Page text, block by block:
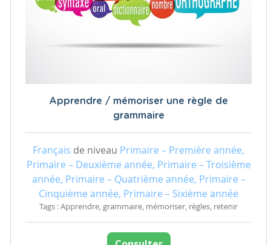
Apprendre / mémoriser une règle de
grammaire
Français de niveau Primaire – Première année,
Primaire – Deuxième année, Primaire – Troisième
année, Primaire – Quatrième année, Primaire –
Cinquième année, Primaire – Sixième année
Tags : Apprendre, grammaire, mémoriser, règles, retenir